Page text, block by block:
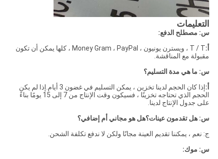
التعليمات
س: مصطلح الدفع:
أ:
T / T ، ويسترن يونيون ، Money Gram ، PayPal ، كلها يمكن أن تكون
مقبولة مع المناقشة.
س: ما هي مدة التسليم؟
أ:
إذا كان الحجم لدينا تخزين ، يمكن التسليم في غضون 3 أيام.إذا لم يكن
الحجم الذي تحتاجه تخزينًا ، فسيكون وقت الإنتاج من 7 إلى 15 يومًا بناءً
على جدول الإنتاج لدينا.
س: هل تقدمون عينات؟هل هو مجاني أم إضافي؟
ج: نعم ، يمكننا تقديم العينة مجانًا ولكن لا ندفع تكلفة الشحن.
س: موك: